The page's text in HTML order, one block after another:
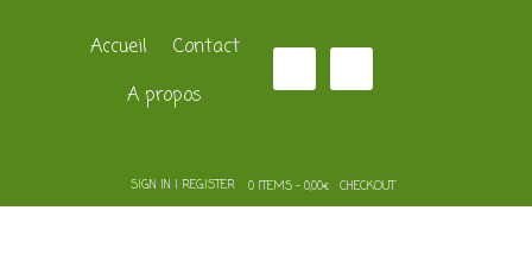
Accueil
Contact
A propos
SIGN IN | REGISTER 0 ITEMS - 0,00€ CHECKOUT